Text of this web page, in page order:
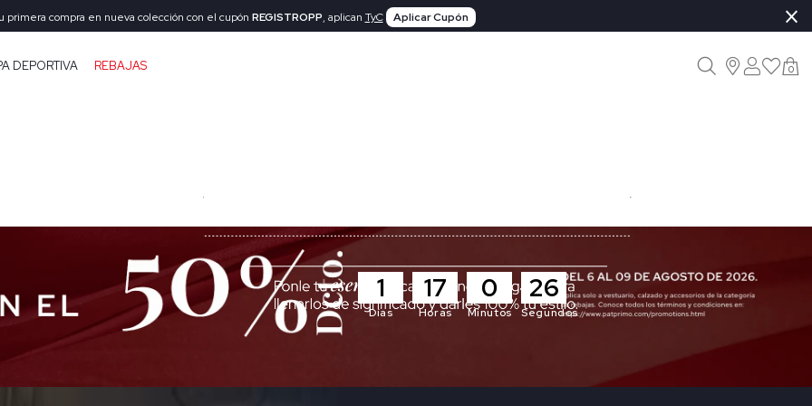
primera compra en nueva colección con el cupón REGISTROPP, aplican TyC Aplicar Cupón ×
DEPORTIVA REBAJAS 0
1
Días
17
Horas
0
Minutos
24
Segundos